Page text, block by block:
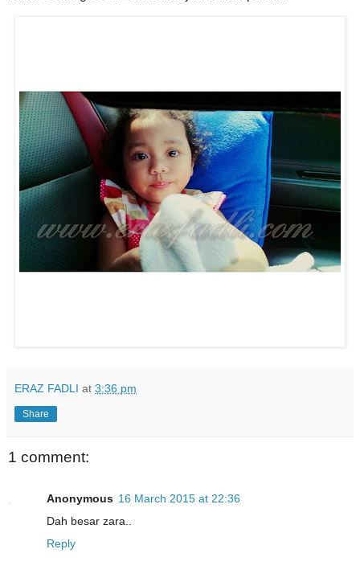
ERAZ FADLI at 3:36 pm
Share
1 comment:
Anonymous 16 March 2015 at 22:36
Dah besar zara..
Reply